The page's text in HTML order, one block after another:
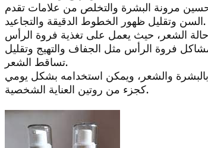
مرونة البشرة والتخلص من علامات تقدم
السن وتقليل ظهور الخطوط الدقيقة والتجاعيد.
الشعر، حيث يعمل على تغذية فروة الرأس
فروة الرأس مثل الجفاف والتهيج وتقليل
تساقط الشعر.
بالبشرة والشعر، ويمكن استخدامه بشكل يومي
كجزء من روتين العناية الشخصية.